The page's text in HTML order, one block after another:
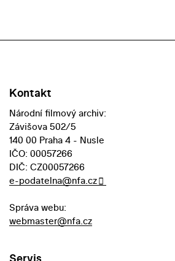
Kontakt
Národní filmový archiv:
Závišova 502/5
140 00 Praha 4 - Nusle
IČO: 00057266
DIČ: CZ00057266
e-podatelna@nfa.cz
Správa webu:
webmaster@nfa.cz